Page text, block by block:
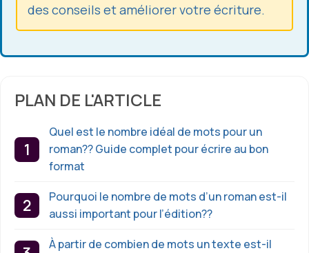
des conseils et améliorer votre écriture.
PLAN DE L'ARTICLE
Quel est le nombre idéal de mots pour un
roman?? Guide complet pour écrire au bon
format
Pourquoi le nombre de mots d’un roman est-il
aussi important pour l’édition??
À partir de combien de mots un texte est-il